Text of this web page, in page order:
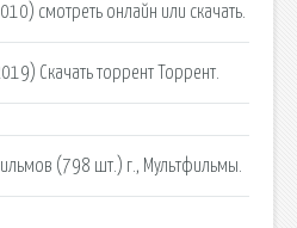
смотреть онлайн или скачать.
Скачать торрент Торрент.
(798 шт.) г., Мультфильмы.